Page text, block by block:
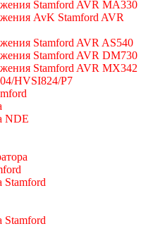
Stamford AVR MA330
AvK Stamford AVR
Stamford AVR AS540
Stamford AVR DM730
Stamford AVR MX342
HVSI824/P7
NDE